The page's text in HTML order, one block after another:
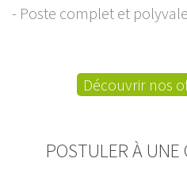
- Poste complet et
Découvrir nos
POSTULER À UNE